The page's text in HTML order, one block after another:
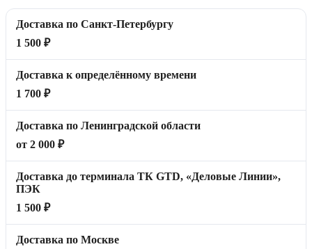
Доставка по Санкт-Петербургу
1 500 ₽
Доставка к определённому времени
1 700 ₽
Доставка по Ленинградской области
от 2 000 ₽
Доставка до терминала ТК GTD, «Деловые Линии»,
ПЭК
1 500 ₽
Доставка по Москве